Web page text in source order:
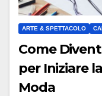
ARTE & SPETTACOLO
Come
per Iniziare
Moda